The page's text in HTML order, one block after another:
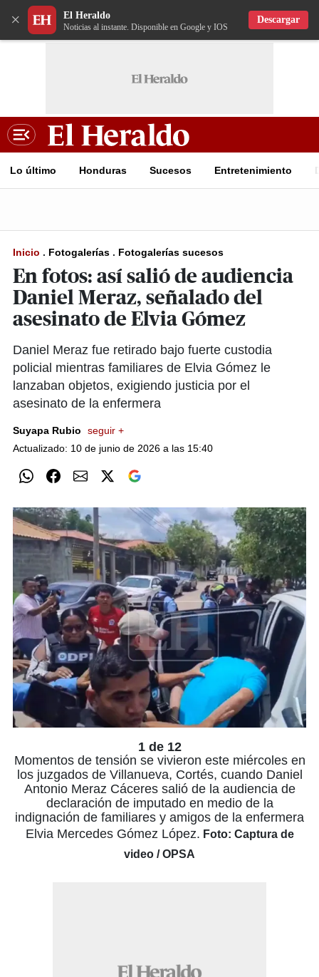
× El Heraldo
Noticias al instante. Disponible en Google y IOS
Descargar
Lo último Honduras Sucesos Entretenimiento
Inicio . Fotogalerías . Fotogalerías sucesos
En fotos: así salió de audiencia
Daniel Meraz, señalado del
asesinato de Elvia Gómez
Daniel Meraz fue retirado bajo fuerte custodia
policial mientras familiares de Elvia Gómez le
lanzaban objetos, exigiendo justicia por el
asesinato de la enfermera
Suyapa Rubio
seguir +
Actualizado: 10 de junio de 2026 a las 15:40
1 de 12
Momentos de tensión se vivieron este miércoles en
los juzgados de Villanueva, Cortés, cuando Daniel
Antonio Meraz Cáceres salió de la audiencia de
declaración de imputado en medio de la
indignación de familiares y amigos de la enfermera
Elvia Mercedes Gómez López. Foto: Captura de
video / OPSA